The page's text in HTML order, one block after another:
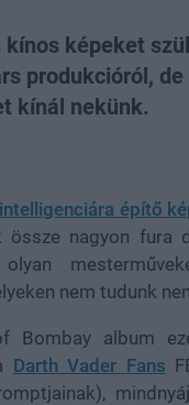
kínos képeket
produkcióról, de
kínál nekünk.
építő
össze nagyon fura
nem tudunk
Bombay album
Darth Vader Fans